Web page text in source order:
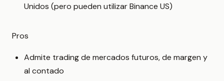
Unidos (pero pueden utilizar Binance US)
Pros
Admite trading de mercados futuros, de margen y
al contado